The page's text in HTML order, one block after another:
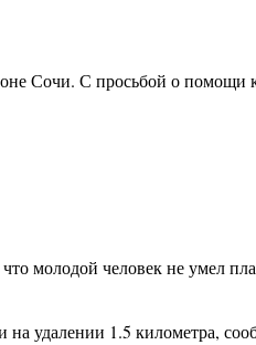
Сочи. С просьбой о
молодой человек не умел
на удалении 1.5 километра,